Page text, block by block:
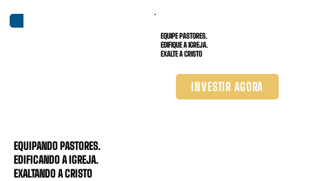
EQUIPE PASTORES.
EDIFIQUE A IGREJA.
EXALTE A CRISTO
INVESTIR AGORA
EQUIPANDO PASTORES.
EDIFICANDO A IGREJA.
EXALTANDO A CRISTO